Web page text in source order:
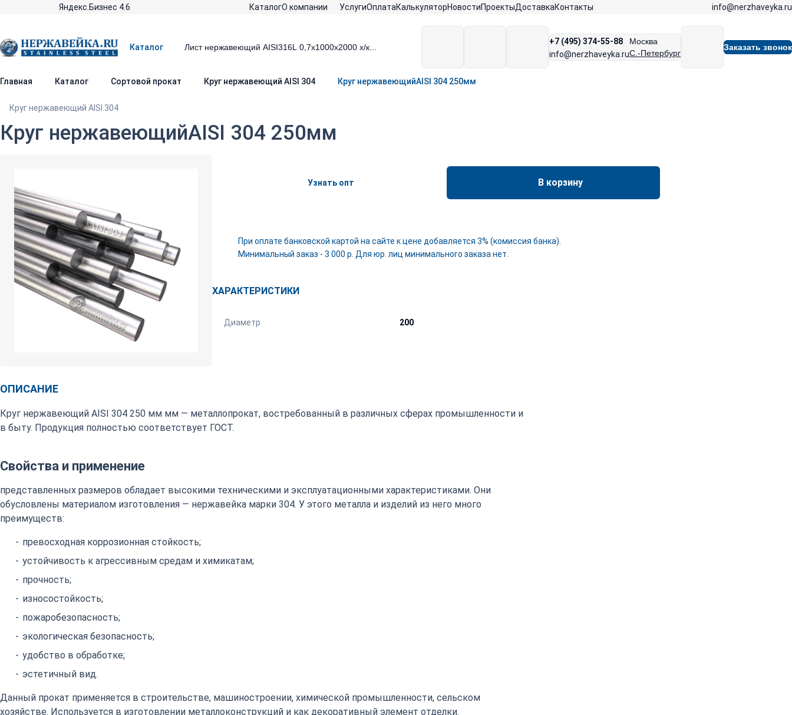
Яндекс.Бизнес 4.6 КаталогО компании УслугиОплатаКалькуляторНовостиПроектыДоставкаКонтакты info@nerzhaveyka.ru
Каталог
+7 (495) 374-55-88
info@nerzhaveyka.ru
Москва
С.-Петербург
Заказать звонок
Главная Каталог Сортовой прокат Круг нержавеющий AISI 304 Круг нержавеющийAISI 304 250мм
Круг нержавеющий AISI 304
Круг нержавеющийAISI 304 250мм
Узнать опт В корзину
При оплате банковской картой на сайте к цене добавляется 3% (комиссия банка).
Минимальный заказ - 3 000 р. Для юр. лиц минимального заказа нет.
ХАРАКТЕРИСТИКИ
Диаметр 200
ОПИСАНИЕ
Круг нержавеющий AISI 304 250 мм мм — металлопрокат, востребованный в различных сферах промышленности и
в быту. Продукция полностью соответствует ГОСТ.
Свойства и применение
представленных размеров обладает высокими техническими и эксплуатационными характеристиками. Они
обусловлены материалом изготовления — нержавейка марки 304. У этого металла и изделий из него много
преимуществ:
превосходная коррозионная стойкость;
устойчивость к агрессивным средам и химикатам;
прочность;
износостойкость;
пожаробезопасность;
экологическая безопасность;
удобство в обработке;
эстетичный вид.
Данный прокат применяется в строительстве, машиностроении, химической промышленности, сельском
хозяйстве. Используется в изготовлении металлоконструкций и как декоративный элемент отделки.